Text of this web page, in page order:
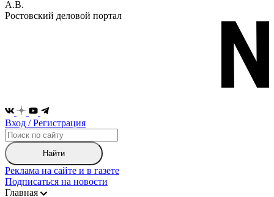
А.В.
Ростовский деловой портал
Вход / Регистрация
Найти
Реклама на сайте и в газете
Подписаться на новости
Главная